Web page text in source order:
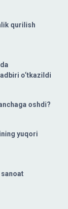
qurilish
o‘tkazildi
oshdi?
yuqori
sanoat